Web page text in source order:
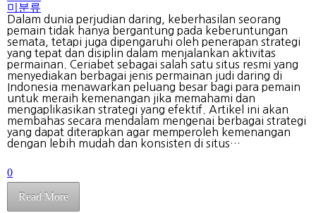
미분류
Dalam dunia perjudian daring, keberhasilan seorang
pemain tidak hanya bergantung pada keberuntungan
semata, tetapi juga dipengaruhi oleh penerapan strategi
yang tepat dan disiplin dalam menjalankan aktivitas
permainan. Ceriabet sebagai salah satu situs resmi yang
menyediakan berbagai jenis permainan judi daring di
Indonesia menawarkan peluang besar bagi para pemain
untuk meraih kemenangan jika memahami dan
mengaplikasikan strategi yang efektif. Artikel ini akan
membahas secara mendalam mengenai berbagai strategi
yang dapat diterapkan agar memperoleh kemenangan
dengan lebih mudah dan konsisten di situs…
0
Read More